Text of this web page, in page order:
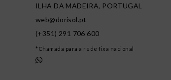
ILHA DA MADEIRA, PORTUGAL
web@dorisol.pt
(+351) 291 706 600
*Chamada para a rede fixa nacional